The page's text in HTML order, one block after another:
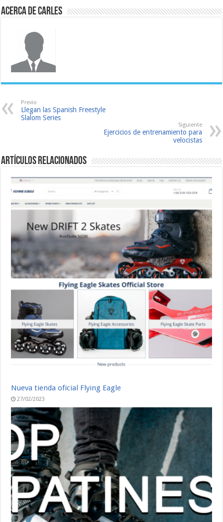
Acerca de Carles
Previo
Llegan las Spanish Freestyle
Slalom Series
Siguiente
Ejercicios de entrenamiento para
velocistas
Artículos relacionados
Nueva tienda oficial Flying Eagle
27/02/2023